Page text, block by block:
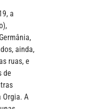
a
ainda,
ruas, e
de
Orgia. A